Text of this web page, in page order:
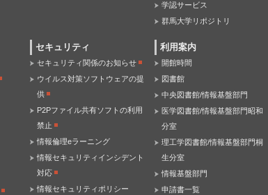
学認サービス
群馬大学リポジトリ
セキュリティ
セキュリティ関係のお知らせ
ウイルス対策ソフトウェアの提
供
P2Pファイル共有ソフトの利用
禁止
情報倫理eラーニング
情報セキュリティインシデント
対応
情報セキュリティポリシー
利用案内
開館時間
図書館
中央図書館/情報基盤部門
医学図書館/情報基盤部門昭和
分室
理工学図書館/情報基盤部門桐
生分室
情報基盤部門
申請書一覧